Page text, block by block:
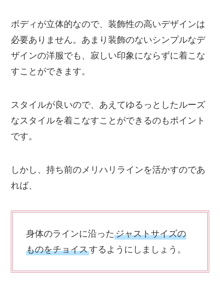
ボディが立体的なので、装飾性の高いデザインは
必要ありません。あまり装飾のないシンプルなデ
ザインの洋服でも、寂しい印象にならずに着こな
すことができます。
スタイルが良いので、あえてゆるっとしたルーズ
なスタイルを着こなすことができるのもポイント
です。
しかし、持ち前のメリハリラインを活かすのであ
れば、
身体のラインに沿ったジャストサイズの
ものをチョイスするようにしましょう。